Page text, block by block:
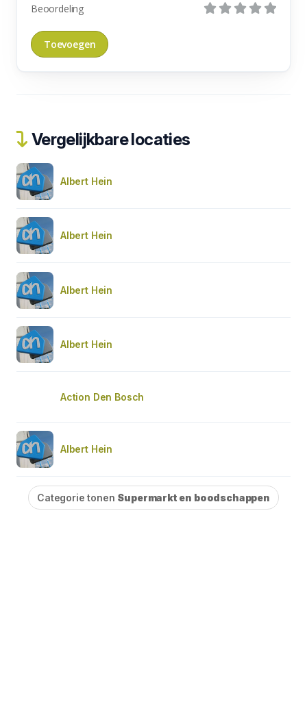
Beoordeling
Vergelijkbare locaties
Albert Hein
Albert Hein
Albert Hein
Albert Hein
Action Den Bosch
Albert Hein
Categorie tonen Supermarkt en boodschappen